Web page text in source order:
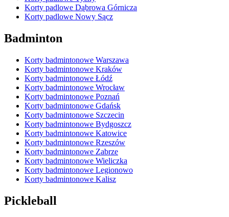
Korty padlowe Dąbrowa Górnicza
Korty padlowe Nowy Sącz
Badminton
Korty badmintonowe Warszawa
Korty badmintonowe Kraków
Korty badmintonowe Łódź
Korty badmintonowe Wrocław
Korty badmintonowe Poznań
Korty badmintonowe Gdańsk
Korty badmintonowe Szczecin
Korty badmintonowe Bydgoszcz
Korty badmintonowe Katowice
Korty badmintonowe Rzeszów
Korty badmintonowe Zabrze
Korty badmintonowe Wieliczka
Korty badmintonowe Legionowo
Korty badmintonowe Kalisz
Pickleball